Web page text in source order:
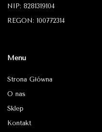
NIP: 8281319104
REGON: 100772314
Menu
Strona Główna
O nas
Sklep
Kontakt